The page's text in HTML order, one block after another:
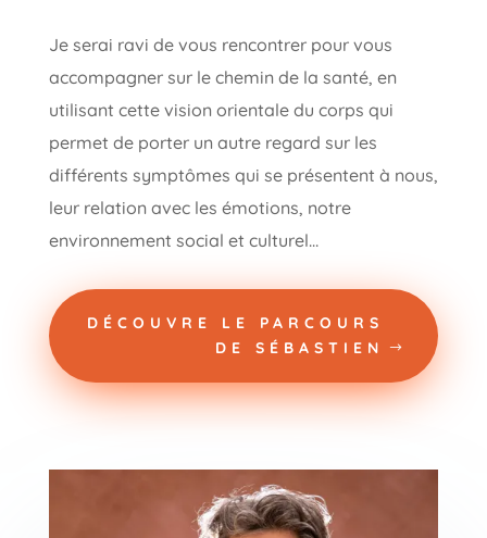
Je serai ravi de vous rencontrer pour vous
accompagner sur le chemin de la santé, en
utilisant cette vision orientale du corps qui
permet de porter un autre regard sur les
différents symptômes qui se présentent à nous,
leur relation avec les émotions, notre
environnement social et culturel…
DÉCOUVRE LE PARCOURS
DE SÉBASTIEN